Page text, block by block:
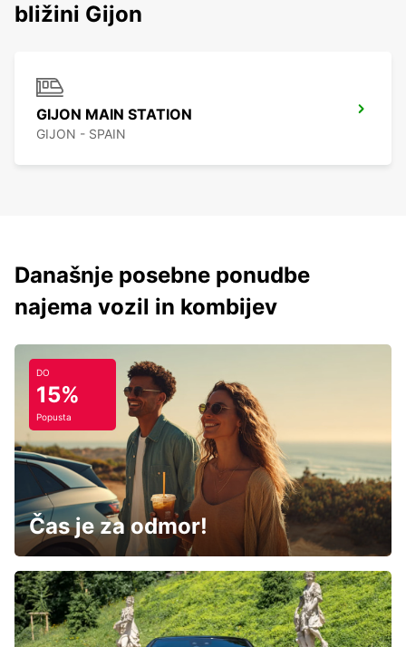
bližini Gijon
GIJON MAIN STATION
GIJON - SPAIN
Današnje posebne ponudbe
najema vozil in kombijev
DO
15%
Popusta
Čas je za odmor!